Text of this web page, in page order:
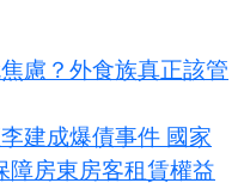
慮？外食族真正該管
建成爆債事件 國家
障房東房客租賃權益